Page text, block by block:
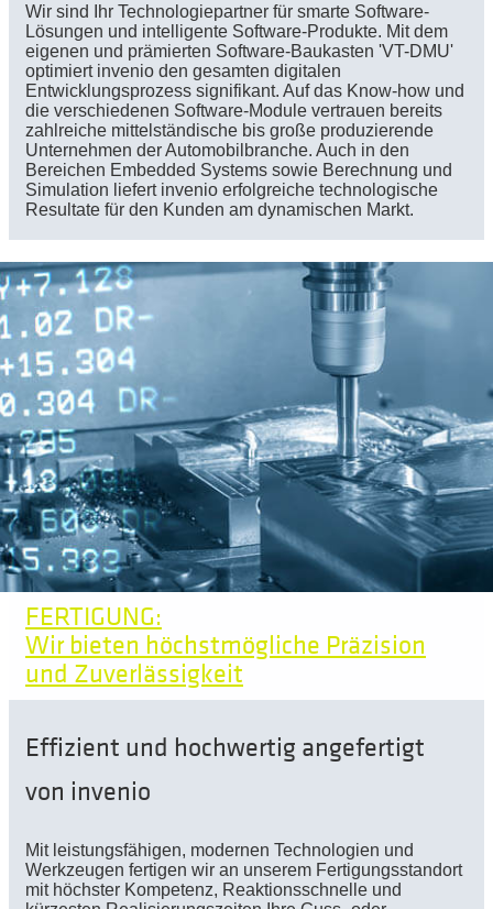
Wir sind Ihr Technologiepartner für smarte Software-
Lösungen und intelligente Software-Produkte. Mit dem
eigenen und prämierten Software-Baukasten ʹVT-DMUʹ
optimiert invenio den gesamten digitalen
Entwicklungsprozess signifikant. Auf das Know-how und
die verschiedenen Software-Module vertrauen bereits
zahlreiche mittelständische bis große produzierende
Unternehmen der Automobilbranche. Auch in den
Bereichen Embedded Systems sowie Berechnung und
Simulation liefert invenio erfolgreiche technologische
Resultate für den Kunden am dynamischen Markt.
FERTIGUNG:
Wir bieten höchstmögliche Präzision
und Zuverlässigkeit
Effizient und hochwertig angefertigt
von invenio
Mit leistungsfähigen, modernen Technologien und
Werkzeugen fertigen wir an unserem Fertigungsstandort
mit höchster Kompetenz, Reaktionsschnelle und